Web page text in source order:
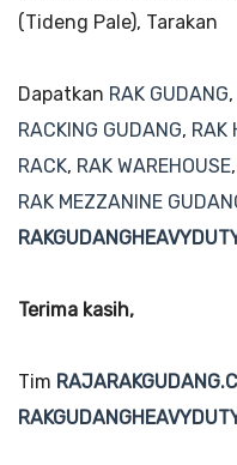
(Tideng Pale), Tarakan
Dapatkan RAK GUDANG,
RACKING GUDANG, RAK
RACK, RAK WAREHOUSE,
RAK MEZZANINE
Terima kasih,
Tim